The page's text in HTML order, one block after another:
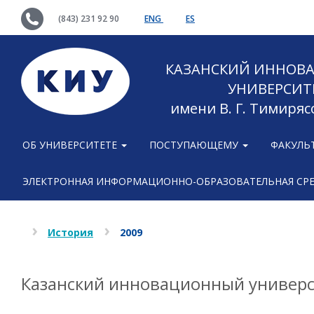
(843) 231 92 90 ENG ES
КАЗАНСКИЙ
имени В. Г.
ОБ УНИВЕРСИТЕТЕ ПОСТУПАЮЩЕМУ
ЭЛЕКТРОННАЯ ИНФОРМАЦИОННО-ОБРАЗОВАТЕЛЬНАЯ
История 2009
Казанский инновационный